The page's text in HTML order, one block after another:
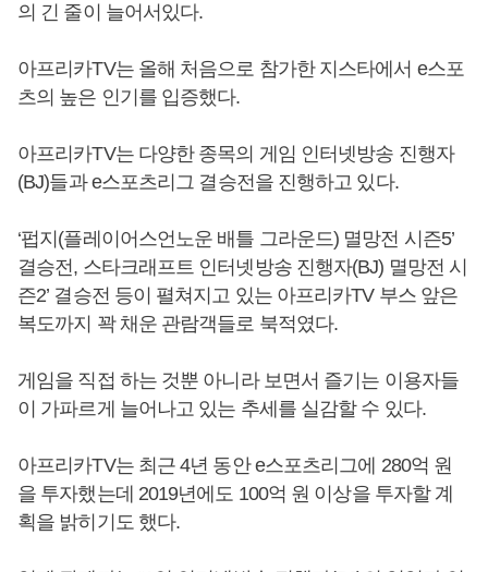
의 긴 줄이 늘어서있다.
아프리카TV는 올해 처음으로 참가한 지스타에서 e스포
츠의 높은 인기를 입증했다.
아프리카TV는 다양한 종목의 게임 인터넷방송 진행자
(BJ)들과 e스포츠리그 결승전을 진행하고 있다.
‘펍지(플레이어스언노운 배틀 그라운드) 멸망전 시즌5’
결승전, 스타크래프트 인터넷방송 진행자(BJ) 멸망전 시
즌2’ 결승전 등이 펼쳐지고 있는 아프리카TV 부스 앞은
복도까지 꽉 채운 관람객들로 북적였다.
게임을 직접 하는 것뿐 아니라 보면서 즐기는 이용자들
이 가파르게 늘어나고 있는 추세를 실감할 수 있다.
아프리카TV는 최근 4년 동안 e스포츠리그에 280억 원
을 투자했는데 2019년에도 100억 원 이상을 투자할 계
획을 밝히기도 했다.